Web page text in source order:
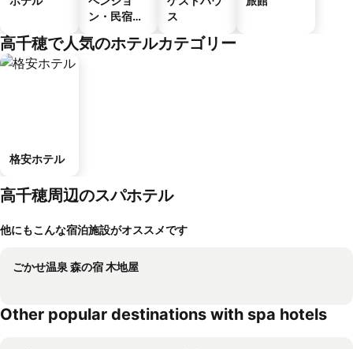
ン・民宿・
ス
ス
高千穂で人気のホテルカテゴリー
格安ホテル
高千穂周辺のスパホテル
他にもこんな宿泊施設がオススメです
ごかせ温泉 森の宿 木地屋
Other popular destinations with spa hotels